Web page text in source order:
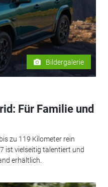
Bildergalerie
Für Familie und
zu 119 Kilometer rein
ist vielseitig talentiert und
erhältlich.